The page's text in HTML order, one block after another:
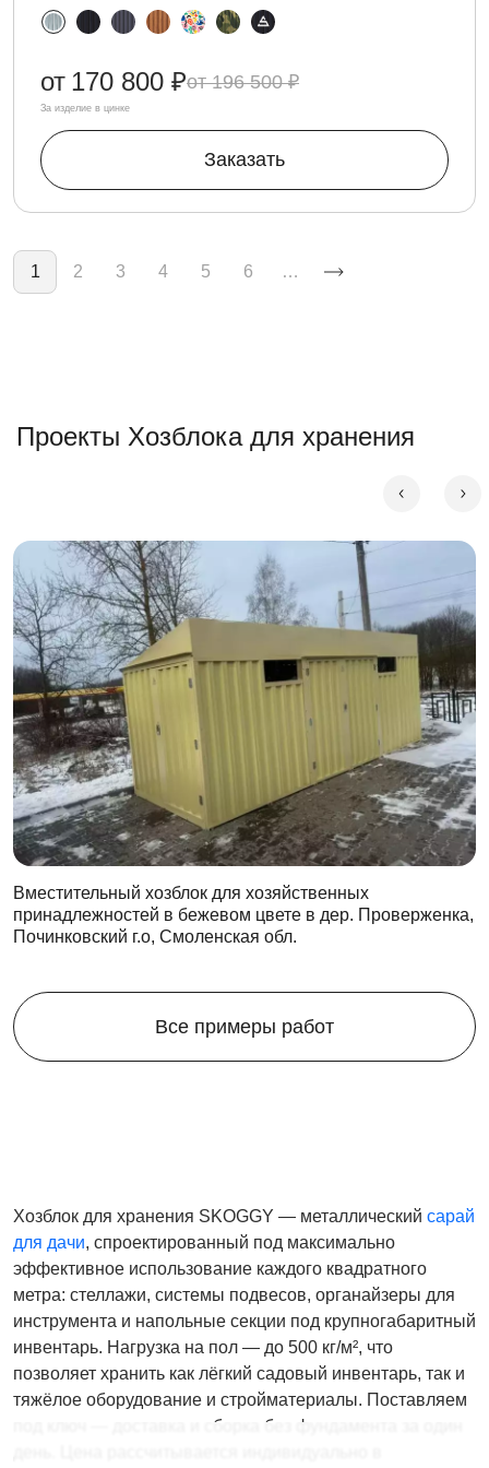
196 500 ₽
от 170 800 ₽
За изделие в цинке
Заказать
Нумерация страниц
1 2 3 4 5 6 …
Проекты Хозблока для хранения
Вместительный хозблок для хозяйственных
принадлежностей в бежевом цвете в дер. Проверженка,
Починковский г.о, Смоленская обл.
Все примеры работ
Хозблок для хранения SKOGGY — металлический сарай
для дачи, спроектированный под максимально
эффективное использование каждого квадратного
метра: стеллажи, системы подвесов, органайзеры для
инструмента и напольные секции под крупногабаритный
инвентарь. Нагрузка на пол — до 500 кг/м², что
позволяет хранить как лёгкий садовый инвентарь, так и
тяжёлое оборудование и стройматериалы. Поставляем
под ключ — доставка и сборка без фундамента за один